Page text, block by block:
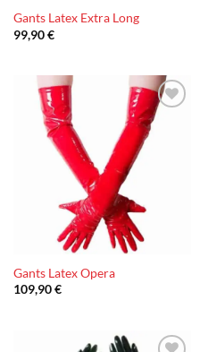
Gants Latex Extra Long
99,90€
Ajouter
à la liste
Gants Latex Opera
109,90€